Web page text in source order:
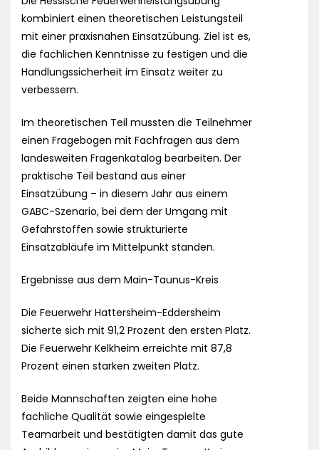
kombiniert einen theoretischen Leistungsteil
mit einer praxisnahen Einsatzübung. Ziel ist es,
die fachlichen Kenntnisse zu festigen und die
Handlungssicherheit im Einsatz weiter zu
verbessern.
Im theoretischen Teil mussten die Teilnehmer
einen Fragebogen mit Fachfragen aus dem
landesweiten Fragenkatalog bearbeiten. Der
praktische Teil bestand aus einer
Einsatzübung – in diesem Jahr aus einem
GABC-Szenario, bei dem der Umgang mit
Gefahrstoffen sowie strukturierte
Einsatzabläufe im Mittelpunkt standen.
Ergebnisse aus dem Main-Taunus-Kreis
Die Feuerwehr Hattersheim-Eddersheim
sicherte sich mit 91,2 Prozent den ersten Platz.
Die Feuerwehr Kelkheim erreichte mit 87,8
Prozent einen starken zweiten Platz.
Beide Mannschaften zeigten eine hohe
fachliche Qualität sowie eingespielte
Teamarbeit und bestätigten damit das gute